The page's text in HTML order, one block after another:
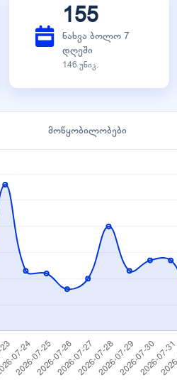
155
ნახვა ბოლო 7
დღეში
146 უნიკ.
მოწყობილობები